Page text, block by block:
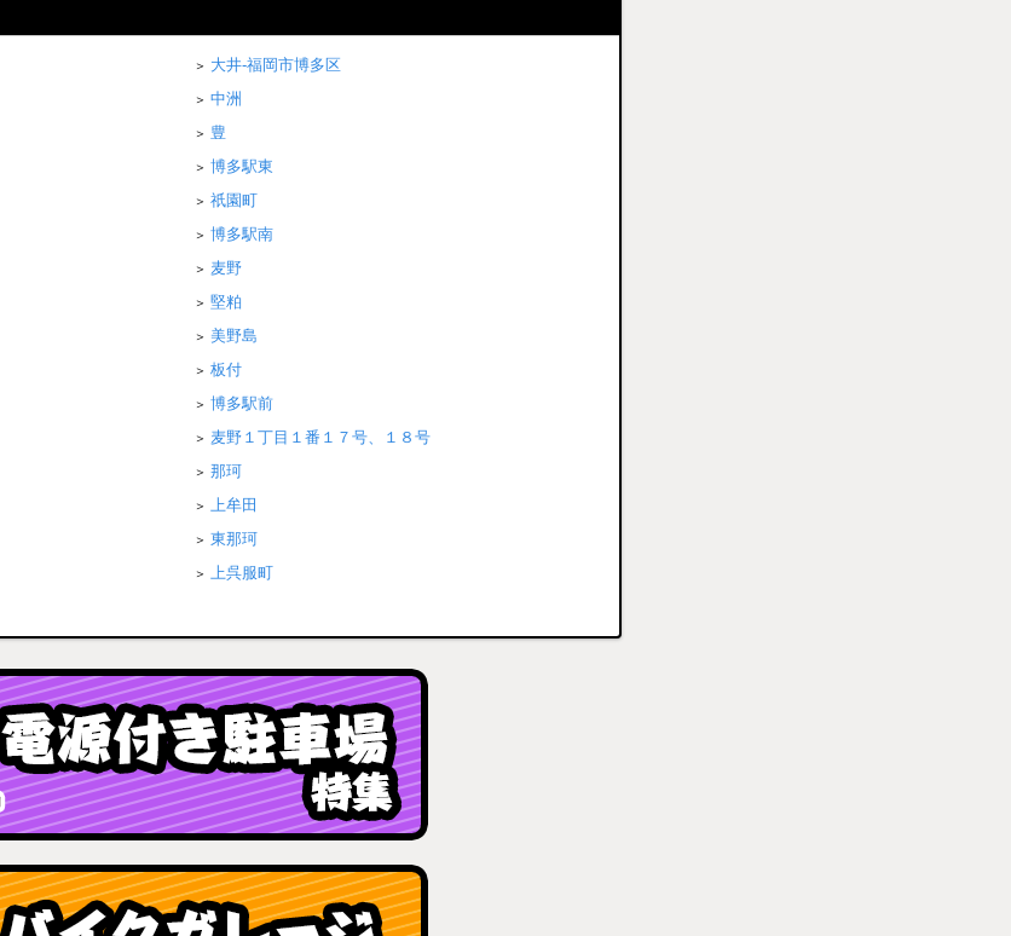
大井-福岡市博多区
中洲
豊
博多駅東
祇園町
博多駅南
麦野
堅粕
美野島
板付
博多駅前
麦野１丁目１番１７号、１８号
那珂
上牟田
東那珂
上呉服町